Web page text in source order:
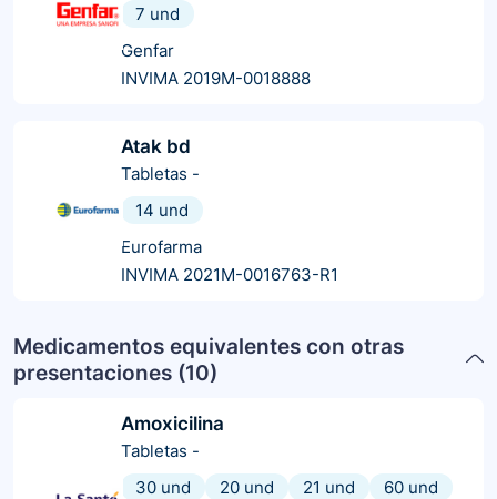
7 und
Genfar
INVIMA 2019M-0018888
Atak bd
Tabletas -
14 und
Eurofarma
INVIMA 2021M-0016763-R1
Medicamentos equivalentes con otras
presentaciones (10)
Amoxicilina
Tabletas -
30 und
20 und 21 und
60 und